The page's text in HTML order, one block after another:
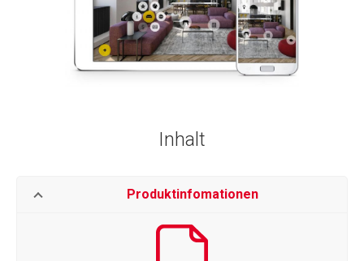
Inhalt
Produktinfomationen